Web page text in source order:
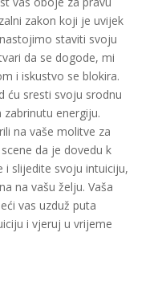
zakon koji je uvijek
staviti svoju
da se dogode, mi
i iskustvo se blokira.
ću sresti svoju srodnu
energiju.
na vaše molitve za
da je dovedu k
i slijedite svoju intuiciju,
na vašu želju. Vaša
vas uzduž puta
i vjeruj u vrijeme
600
min
je zauzet
karte, sudbinske
600
min